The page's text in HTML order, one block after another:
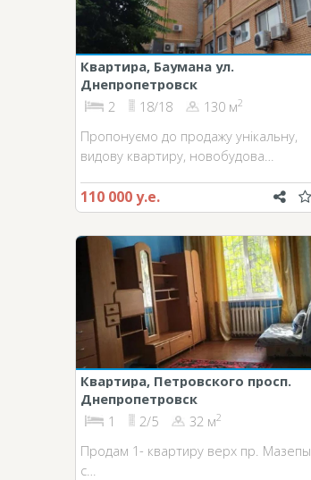
Квартира, Баумана ул.
Днепропетровск
2
18/18 130 м2
Пропонуємо до продажу унікальну,
видову квартиру, новобудова…
110 000 у.е.
Квартира, Петровского просп.
Днепропетровск
1
2/5 32 м2
Продам 1- квартиру верх пр. Мазепы
с…